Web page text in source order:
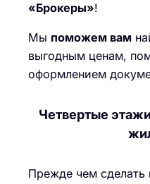
«Брокеры»!
Мы поможем вам
выгодным ценам,
оформлением
Четвертые
Прежде чем